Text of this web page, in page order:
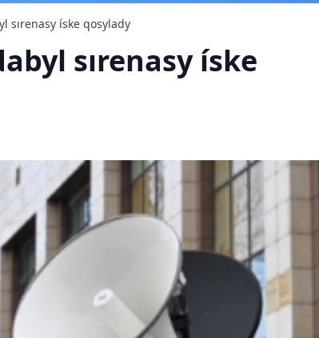
sırenasy íske qosylady
sırenasy íske